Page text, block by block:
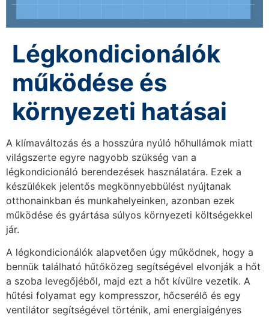
Légkondicionálók
működése és
környezeti hatásai
A klímaváltozás és a hosszúra nyúló hőhullámok miatt
világszerte egyre nagyobb szükség van a
légkondicionáló berendezések használatára. Ezek a
készülékek jelentős megkönnyebbülést nyújtanak
otthonainkban és munkahelyeinken, azonban ezek
működése és gyártása súlyos környezeti költségekkel
jár.
A légkondicionálók alapvetően úgy működnek, hogy a
bennük található hűtőközeg segítségével elvonják a hőt
a szoba levegőjéből, majd ezt a hőt kívülre vezetik. A
hűtési folyamat egy kompresszor, hőcserélő és egy
ventilátor segítségével történik, ami energiaigényes